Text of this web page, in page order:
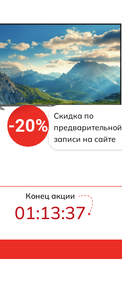
-20%
Скидка по
предварительной
записи на сайте
Конец акции
01:13:36